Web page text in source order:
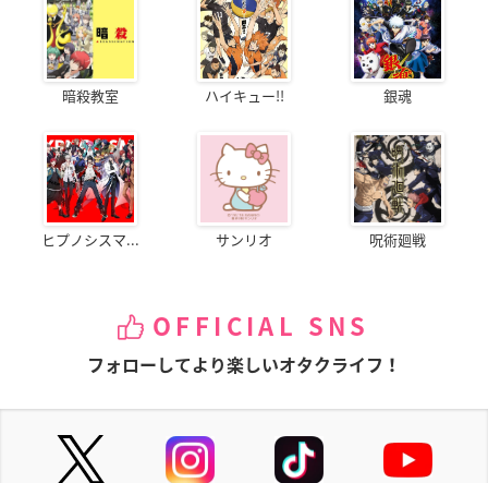
暗殺教室 ハイキュー!! 銀魂
ヒプノシスマ... サンリオ 呪術廻戦
OFFICIAL SNS
フォローしてより楽しいオタクライフ！